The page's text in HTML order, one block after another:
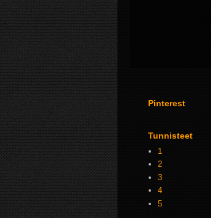
Pinterest
Tunnisteet
1
2
3
4
5